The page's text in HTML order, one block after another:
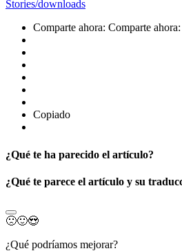
Stories/downloads
Comparte ahora: Comparte ahora:
Copiado
¿Qué te ha parecido el artículo?
¿Qué te parece el artículo y su
🙁🙂😍
¿Qué podríamos mejorar?